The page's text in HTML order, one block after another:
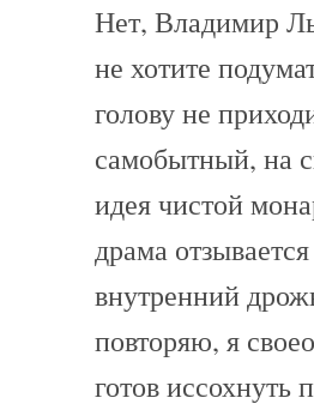
Нет, Владимир
не хотите
голову не
самобытный, на
идея чистой
драма
внутренний
повторяю, я
готов иссохнуть